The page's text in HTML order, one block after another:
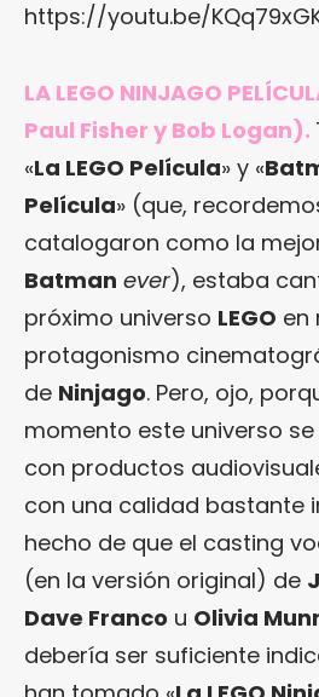
https://youtu.be/
LA LEGO NINJAGO
Paul Fisher y Bob Logan).
«La LEGO Película» y «
Película» (que,
catalogaron como la
Batman ever), estaba
próximo universo LEGO en
protagonismo
de Ninjago. Pero, ojo,
momento este universo
con productos
con una calidad bastante
hecho de que el casting
(en la versión original) de
Dave Franco u Olivia
debería ser suficiente